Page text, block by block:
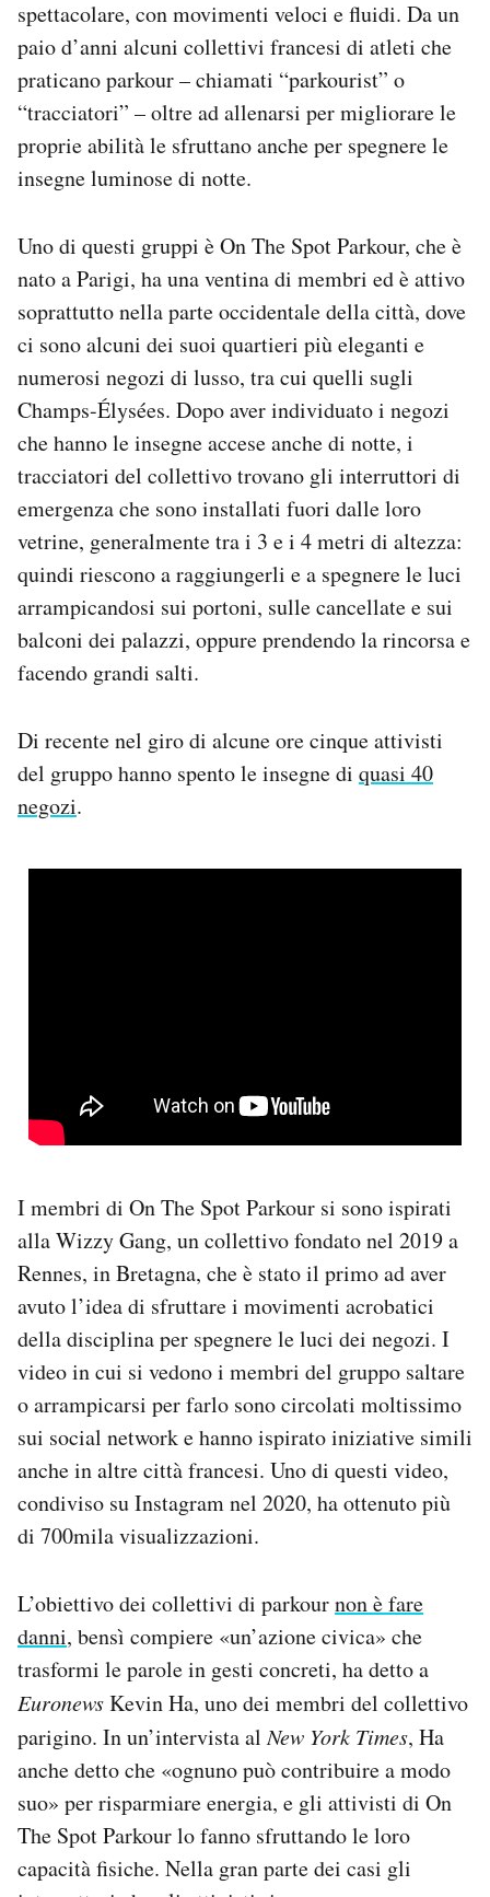
spettacolare, con movimenti veloci e fluidi. Da un
paio d’anni alcuni collettivi francesi di atleti che
praticano parkour – chiamati “parkourist” o
“tracciatori” – oltre ad allenarsi per migliorare le
proprie abilità le sfruttano anche per spegnere le
insegne luminose di notte.
Uno di questi gruppi è On The Spot Parkour, che è
nato a Parigi, ha una ventina di membri ed è attivo
soprattutto nella parte occidentale della città, dove
ci sono alcuni dei suoi quartieri più eleganti e
numerosi negozi di lusso, tra cui quelli sugli
Champs-Élysées. Dopo aver individuato i negozi
che hanno le insegne accese anche di notte, i
tracciatori del collettivo trovano gli interruttori di
emergenza che sono installati fuori dalle loro
vetrine, generalmente tra i 3 e i 4 metri di altezza:
quindi riescono a raggiungerli e a spegnere le luci
arrampicandosi sui portoni, sulle cancellate e sui
balconi dei palazzi, oppure prendendo la rincorsa e
facendo grandi salti.
Di recente nel giro di alcune ore cinque attivisti
del gruppo hanno spento le insegne di quasi 40
negozi.
I membri di On The Spot Parkour si sono ispirati
alla Wizzy Gang, un collettivo fondato nel 2019 a
Rennes, in Bretagna, che è stato il primo ad aver
avuto l’idea di sfruttare i movimenti acrobatici
della disciplina per spegnere le luci dei negozi. I
video in cui si vedono i membri del gruppo saltare
o arrampicarsi per farlo sono circolati moltissimo
sui social network e hanno ispirato iniziative simili
anche in altre città francesi. Uno di questi video,
condiviso su Instagram nel 2020, ha ottenuto più
di 700mila visualizzazioni.
L’obiettivo dei collettivi di parkournon è fare
danni, bensì compiere «un’azione civica» che
trasformi le parole in gesti concreti, ha detto a
EuronewsKevin Ha, uno dei membri del collettivo
parigino. In un’intervista alNew York Times, Ha
anche detto che «ognuno può contribuire a modo
suo» per risparmiare energia, e gli attivisti di On
The Spot Parkour lo fanno sfruttando le loro
capacità fisiche. Nella gran parte dei casi gli